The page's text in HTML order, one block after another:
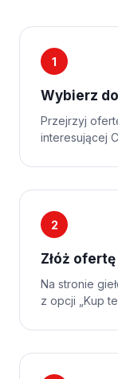
1
Wybierz
Przejrzyj
interesującej
2
Złóż ofertę
Na stronie
z opcji „Kup